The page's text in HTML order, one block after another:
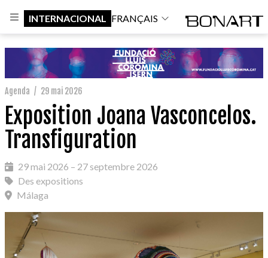
INTERNACIONAL FRANÇAIS
Agenda / 29 mai 2026
Exposition Joana Vasconcelos.
Transfiguration
29 mai 2026 – 27 septembre 2026
Des expositions
Málaga